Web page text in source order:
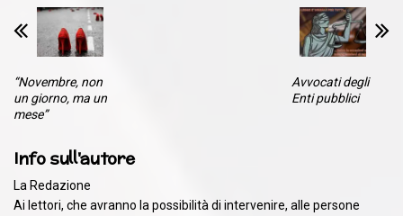
“Novembre, non
un giorno, ma un
mese”
Avvocati degli
Enti pubblici
Info sull'autore
La Redazione
Ai lettori, che avranno la possibilità di intervenire, alle persone